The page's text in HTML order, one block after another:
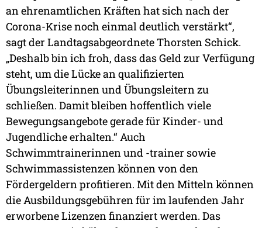
an ehrenamtlichen Kräften hat sich nach der
Corona-Krise noch einmal deutlich verstärkt“,
sagt der Landtagsabgeordnete Thorsten Schick.
„Deshalb bin ich froh, dass das Geld zur Verfügung
steht, um die Lücke an qualifizierten
Übungsleiterinnen und Übungsleitern zu
schließen. Damit bleiben hoffentlich viele
Bewegungsangebote gerade für Kinder- und
Jugendliche erhalten.“ Auch
Schwimmtrainerinnen und -trainer sowie
Schwimmassistenzen können von den
Fördergeldern profitieren. Mit den Mitteln können
die Ausbildungsgebühren für im laufenden Jahr
erworbene Lizenzen finanziert werden. Das